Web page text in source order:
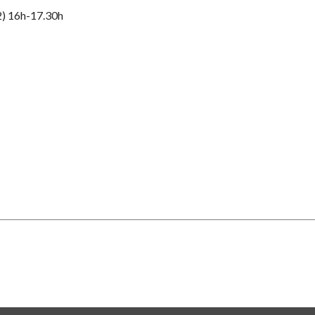
16h-17.30h